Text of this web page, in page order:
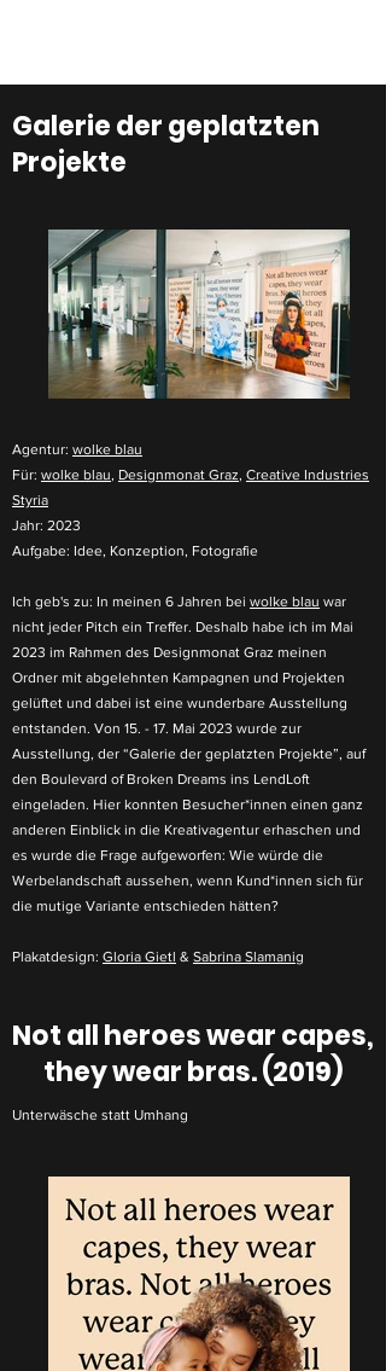
Galerie der geplatzten
Projekte
Agentur: wolke blau
Für: wolke blau, Designmonat Graz, Creative Industries
Styria
Jahr: 2023
Aufgabe: Idee, Konzeption, Fotografie
Ich geb's zu: In meinen 6 Jahren bei wolke blau war
nicht jeder Pitch ein Treffer. Deshalb habe ich im Mai
2023 im Rahmen des Designmonat Graz meinen
Ordner mit abgelehnten Kampagnen und Projekten
gelüftet und dabei ist eine wunderbare Ausstellung
entstanden. Von 15. - 17. Mai 2023 wurde zur
Ausstellung, der “Galerie der geplatzten Projekte”, auf
den Boulevard of Broken Dreams ins LendLoft
eingeladen. Hier konnten Besucher*innen einen ganz
anderen Einblick in die Kreativagentur erhaschen und
es wurde die Frage aufgeworfen: Wie würde die
Werbelandschaft aussehen, wenn Kund*innen sich für
die mutige Variante entschieden hätten?
Plakatdesign: Gloria Gietl & Sabrina Slamanig
Not all heroes wear capes,
they wear bras. (2019)
Unterwäsche statt Umhang